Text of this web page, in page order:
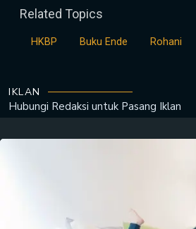
Related Topics
HKBP Buku Ende Rohani
IKLAN
Hubungi Redaksi untuk Pasang Iklan